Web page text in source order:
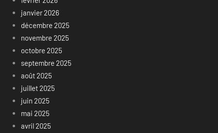
janvier 2026
décembre 2025
novembre 2025
octobre 2025
septembre 2025
août 2025
juillet 2025
juin 2025
mai 2025
avril 2025